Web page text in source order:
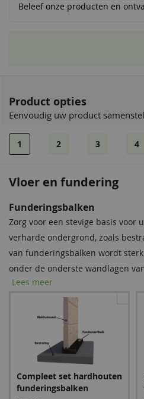
Beleef onze producten en
Product opties
Eenvoudig uw product
1 2 3 4
Vloer en fundering
Tegen meerprijs kunt u bij dit
Deze bitumen dakbedekking is
waterdicht afwerken van uw
levensduur van uw tuinverblijf te
862,65
862,65
Onze spijkerset bevat zowel
monteren van dakplanken en
groter dan 5 × 5 m raden we aan
voor optimale stabiliteit.
24,95
Funderingsbalken
Zorg voor een stevige basis voor
verharde ondergrond, zoals
van funderingsbalken wordt
onder de onderste wandlagen
bieden essentiële bescherming
schimmel. Met deze eenvoudige
levensduur van uw blokhut
Lees meer
Compleet set hardhouten
funderingsbalken